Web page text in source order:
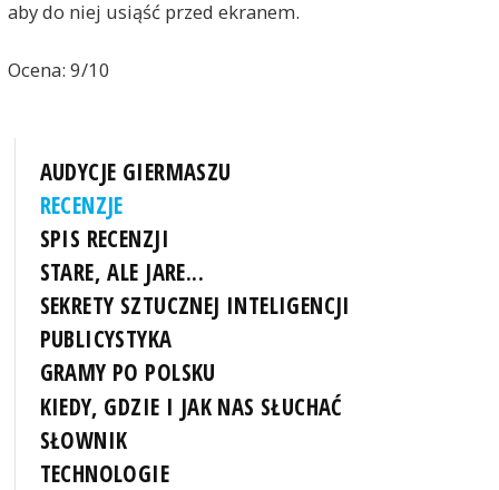
aby do niej usiąść przed ekranem.
Ocena: 9/10
AUDYCJE GIERMASZU
RECENZJE
SPIS RECENZJI
STARE, ALE JARE...
SEKRETY SZTUCZNEJ INTELIGENCJI
PUBLICYSTYKA
GRAMY PO POLSKU
KIEDY, GDZIE I JAK NAS SŁUCHAĆ
SŁOWNIK
TECHNOLOGIE